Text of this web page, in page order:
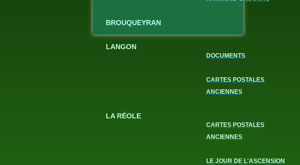
BROUQUEYRAN
LANGON
DOCUMENTS
CARTES POSTALES
ANCIENNES
LA RÉOLE
CARTES POSTALES
ANCIENNES
LE JOUR DE L'ASCENSION